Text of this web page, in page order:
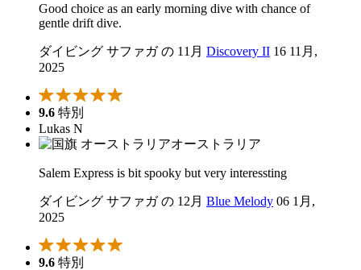
Good choice as an early morning dive with chance of
gentle drift dive.
ダイビング サファガ の 11月 Discovery II 16 11月,
2025
9.6 特別
Lukas N
オーストラリア
Salem Express is bit spooky but very interessting
ダイビング サファガ の 12月 Blue Melody 06 1月,
2025
9.6 特別